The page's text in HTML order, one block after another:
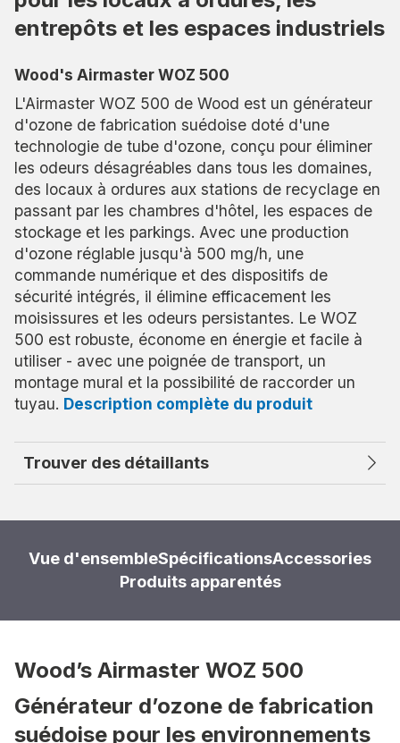
entrepôts et les espaces industriels
Wood's Airmaster WOZ 500
L'Airmaster WOZ 500 de Wood est un générateur
d'ozone de fabrication suédoise doté d'une
technologie de tube d'ozone, conçu pour éliminer
les odeurs désagréables dans tous les domaines,
des locaux à ordures aux stations de recyclage en
passant par les chambres d'hôtel, les espaces de
stockage et les parkings. Avec une production
d'ozone réglable jusqu'à 500 mg/h, une
commande numérique et des dispositifs de
sécurité intégrés, il élimine efficacement les
moisissures et les odeurs persistantes. Le WOZ
500 est robuste, économe en énergie et facile à
utiliser - avec une poignée de transport, un
montage mural et la possibilité de raccorder un
tuyau. Description complète du produit
Trouver des détaillants
Vue d'ensembleSpécificationsAccessories
Produits apparentés
Wood’s Airmaster WOZ 500
Générateur d’ozone de fabrication
suédoise pour les environnements